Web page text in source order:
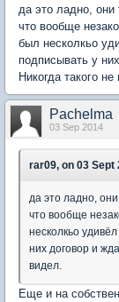
да это ладно, они
что вообще
был несколкьо
подписывать у
Никогда такого
Pachelma
03 Sep 2014
rar09, on 03 Sept
да это ладно,
что вообще
несколкьо
них договор и
видел.
Еще и на